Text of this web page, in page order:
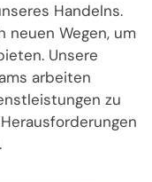
Handelns.
neuen Wegen, um
Unsere
arbeiten
zu